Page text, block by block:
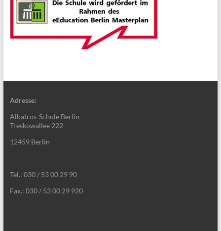
Adresse:
Albatros-Schule Berlin
Treskowallee 222
12459 Berlin
Tel.: 030 / 53 00 29 90
Fax.: 030 / 53 00 29 920